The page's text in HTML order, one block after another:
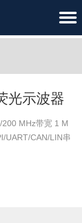
光示波器
MHz带宽 1 M
UART/CAN/LIN串